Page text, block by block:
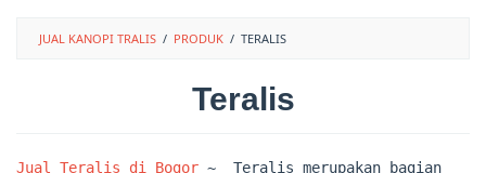
JUAL KANOPI TRALIS / PRODUK / TERALIS
Teralis
Jual Teralis di Bogor ~ Teralis merupakan bagian